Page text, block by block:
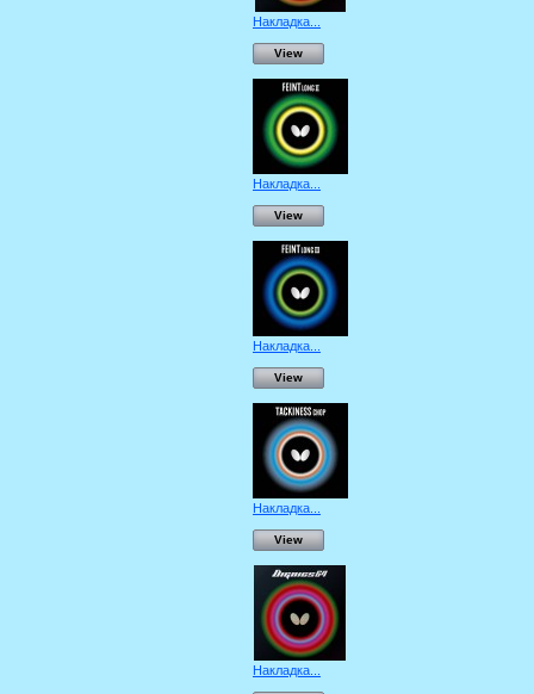
Накладка...
View
Накладка...
View
Накладка...
View
Накладка...
View
Накладка...